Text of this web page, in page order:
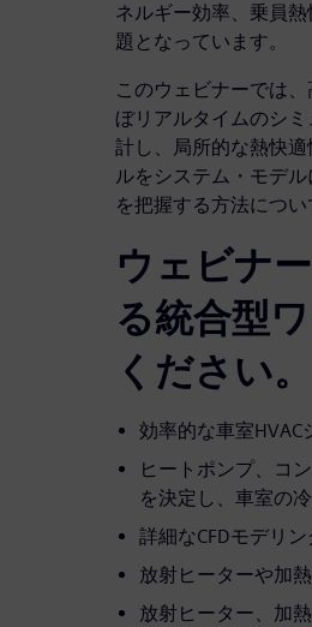
ネルギー効率、乗員
題となっています。
このウェビナーでは
ぼリアルタイムのシ
計し、局所的な熱快
ルをシステム・モデ
を把握する方法につ
ウェビナ
る統合型
ください。
効率的な車室HVAC
ヒートポンプ、コ
を決定し、車室の
詳細なCFDモデリ
放射ヒーターや加
放射ヒーター、加